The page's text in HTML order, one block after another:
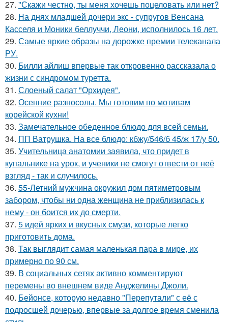
27. "Скажи честно, ты меня хочешь поцеловать или нет?
28. На днях младшей дочери экс - супругов Венсана
Касселя и Моники беллуччи, Леони, исполнилось 16 лет.
29. Самые яркие образы на дорожке премии телеканала
РУ.
30. Билли айлиш впервые так откровенно рассказала о
жизни с синдромом туретта.
31. Слоеный салат "Орхидея".
32. Осенние разносолы. Мы готовим по мотивам
корейской кухни!
33. Замечательное обеденное блюдо для всей семьи.
34. ПП Ватрушка. На все блюдо: кбжу/546/б 45/ж 17/у 50.
35. Учительница анатомии заявила, что придет в
купальнике на урок, и ученики не смогут отвести от неё
взгляд - так и случилось.
36. 55-Летний мужчина окружил дом пятиметровым
забором, чтобы ни одна женщина не приблизилась к
нему - он боится их до смерти.
37. 5 идей ярких и вкусных смузи, которые легко
приготовить дома.
38. Так выглядит самая маленькая пара в мире, их
примерно по 90 см.
39. В социальных сетях активно комментируют
перемены во внешнем виде Анджелины Джоли.
40. Бейонсе, которую недавно "Перепутали" с её с
подросшей дочерью, впервые за долгое время сменила